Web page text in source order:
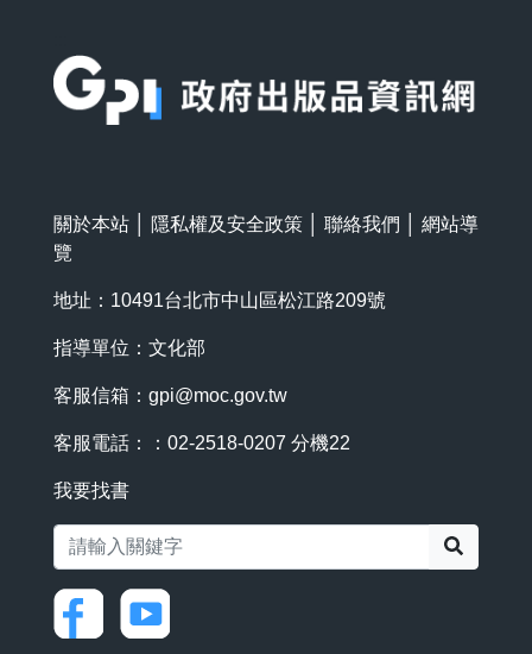
關於本站 隱私權及安全政策 聯絡我們
網站導
覽
地址：10491台北市中山區松江路209號
指導單位：文化部
客服信箱： gpi@moc.gov.tw
客服電話：：02-2518-0207 分機22
我要找書